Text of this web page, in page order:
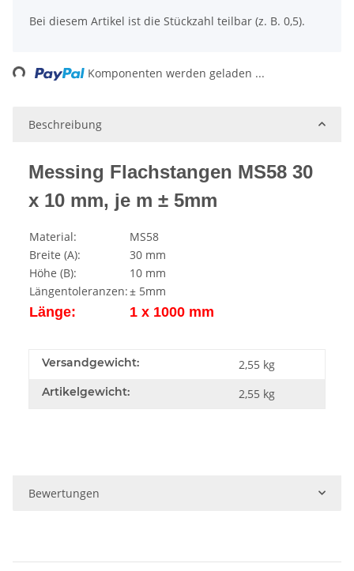
Bei diesem Artikel ist die Stückzahl teilbar (z. B. 0,5).
Komponenten werden geladen ...
Beschreibung
Messing Flachstangen MS58 30
x 10 mm, je m ± 5mm
Material:
MS58
Breite (A):
30 mm
Höhe (B):
10 mm
Längentoleranzen:± 5mm
Länge: 1 x 1000 mm
Versandgewicht: 2,55 kg
Artikelgewicht: 2,55 kg
Bewertungen